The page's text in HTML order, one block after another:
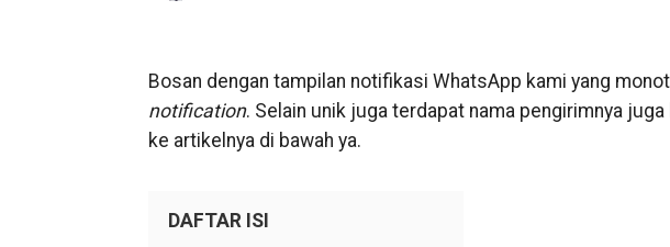
Bosan dengan tampilan notifikasi WhatsApp kami yang
notification. Selain unik juga terdapat nama pengirimnya
ke artikelnya di bawah ya.
DAFTAR ISI